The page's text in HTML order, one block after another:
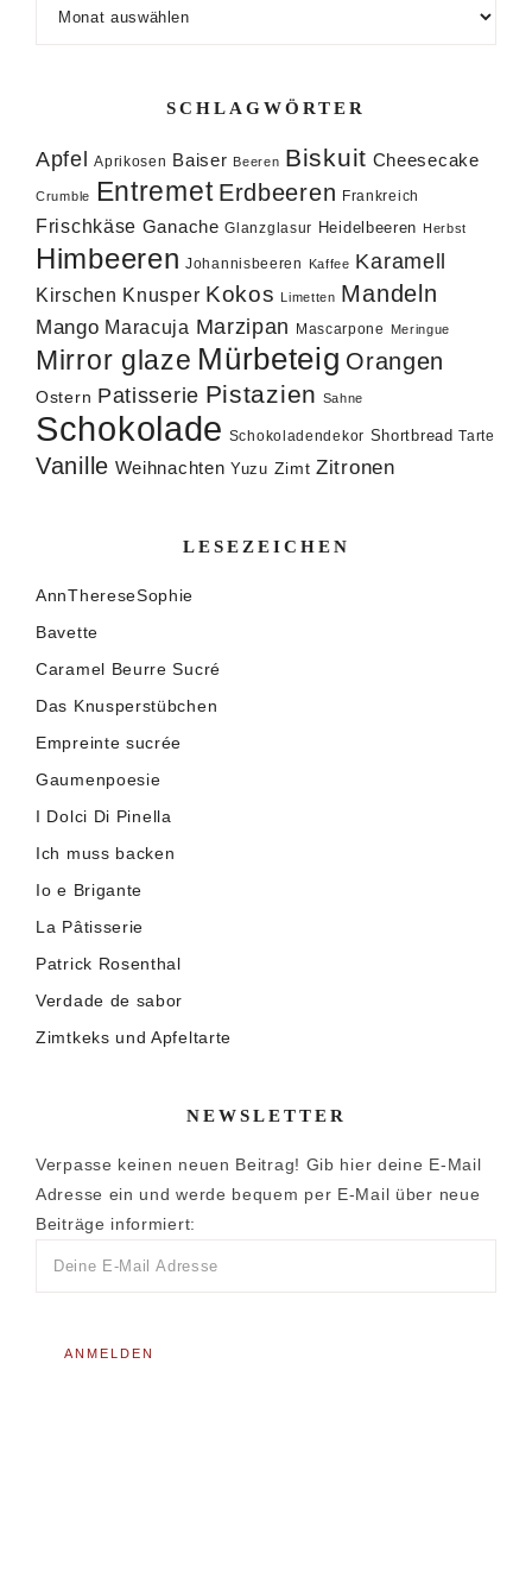
SCHLAGWÖRTER
Apfel Aprikosen Baiser Beeren Biskuit Cheesecake
Crumble Entremet Erdbeeren Frankreich
Frischkäse Ganache Glanzglasur Heidelbeeren Herbst
Himbeeren Johannisbeeren Kaffee Karamell
Kirschen Knusper Kokos Limetten Mandeln
Mango Maracuja Marzipan Mascarpone Meringue
Mirror glaze Mürbeteig Orangen
Ostern Patisserie Pistazien Sahne
Schokolade Schokoladendekor Shortbread Tarte
Vanille Weihnachten Yuzu Zimt Zitronen
LESEZEICHEN
AnnThereseSophie
Bavette
Caramel Beurre Sucré
Das Knusperstübchen
Empreinte sucrée
Gaumenpoesie
I Dolci Di Pinella
Ich muss backen
Io e Brigante
La Pâtisserie
Patrick Rosenthal
Verdade de sabor
Zimtkeks und Apfeltarte
NEWSLETTER
Verpasse keinen neuen Beitrag! Gib hier deine E-Mail
Adresse ein und werde bequem per E-Mail über neue
Beiträge informiert: